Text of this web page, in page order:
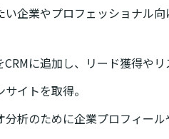
企業やプロフェッショナル向
に追加し、リード獲得やリ
イトを取得。
分析のために企業プロフィー